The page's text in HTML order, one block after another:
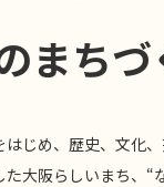
まちづ
じめ、歴史、文化
大阪らしいまち、“